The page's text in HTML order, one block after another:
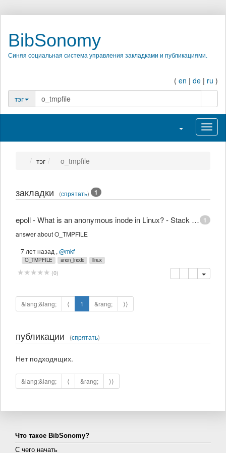
BibSonomy
Синяя социальная система управления закладками и публикациями.
( en | de | ru )
тэг
Переключить
тэг o_tmpfile
закладки (спрятать) 1
1
epoll - What is an anonymous inode in Linux? - Stack Overflow
answer about O_TMPFILE
7 лет назад , @mkf
O_TMPFILE anon_inode linux
(0) копировать
удалить
&lang;&lang; ⟨ 1 &rang; ⟩⟩
публикации (спрятать)
Нет подходящих.
&lang;&lang; ⟨ &rang; ⟩⟩
Что такое BibSonomy?
С чего начать